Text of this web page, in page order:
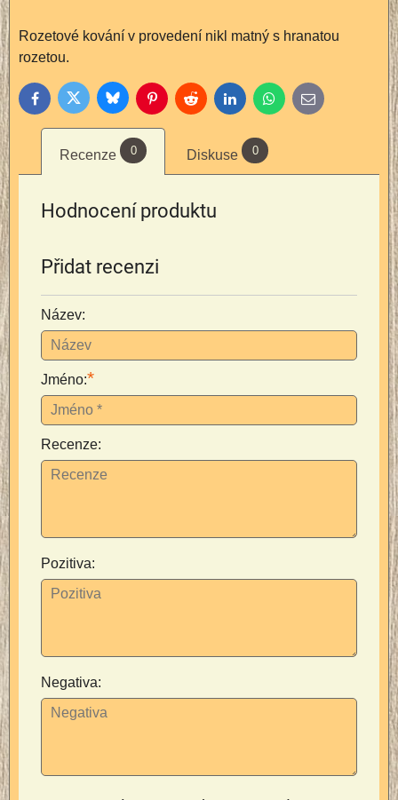
Rozetové kování v provedení nikl matný s hranatou
rozetou.
FacebookTwitter BlueskyPinterestReddit LinkedInWhatsApp
E-
mail
Recenze 0 Diskuse 0
Hodnocení produktu
Přidat recenzi
Název:
Jméno:*
Recenze:
Pozitiva:
Negativa: